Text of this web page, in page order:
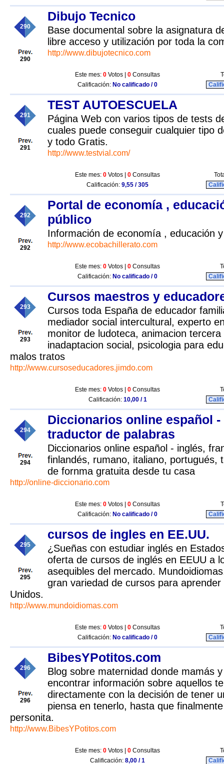
290
290
Dibujo Tecnico
Base documental sobre la asignatura
libre acceso y utilización por toda la
http://www.dibujotecnico.com
Este mes: 0 Votos | 0 Consultas
Calificación: No calificado / 0
291
291
TEST AUTOESCUELA
Página Web con varios tipos de tests
cuales puede conseguir cualquier tipo
y todo Gratis.
http://www.testvial.com/
Este mes: 0 Votos | 0 Consultas
Calificación: 9,55 / 305
292
292
Portal de economía ,
público
Información de economía , educación
http://www.ecobachillerato.com
Este mes: 0 Votos | 0 Consultas
Calificación: No calificado / 0
293
293
Cursos maestros y
Cursos toda España de educador
mediador social intercultural, experto
monitor de ludoteca, animacion
inadaptacion social, psicologia para
malos tratos
http://www.cursoseducadores.jimdo.com
Este mes: 0 Votos | 0 Consultas
Calificación: 10,00 / 1
294
294
Diccionarios online español
traductor de palabras
Diccionarios online español - inglés,
finlandés, rumano, italiano, portugués,
de fornma gratuita desde tu casa
http://online-diccionario.com
Este mes: 0 Votos | 0 Consultas
Calificación: No calificado / 0
295
295
cursos de ingles en EE.UU.
¿Sueñas con estudiar inglés en
oferta de cursos de inglés en EEUU a
asequibles del mercado.
gran variedad de cursos para
Unidos.
http://www.mundoidiomas.com
Este mes: 0 Votos | 0 Consultas
Calificación: No calificado / 0
296
296
BibesYPotitos.com
Blog sobre maternidad donde mamás
encontrar información sobre aquellos
directamente con la decisión de tener
piensa en tenerlo, hasta que
personita.
http://www.BibesYPotitos.com
Este mes: 0 Votos | 0 Consultas
Calificación: 8,00 / 1